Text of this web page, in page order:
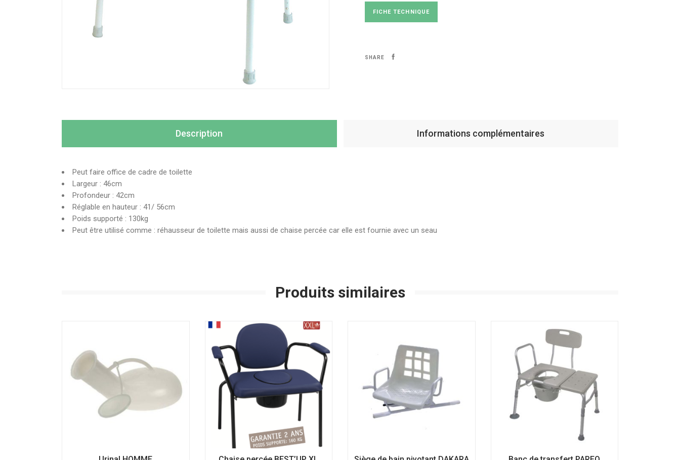
FICHE TECHNIQUE
SHARE
Description Informations complémentaires
Peut faire office de cadre de toilette
Largeur : 46cm
Profondeur : 42cm
Réglable en hauteur : 41/ 56cm
Poids supporté : 130kg
Peut être utilisé comme : réhausseur de toilette mais aussi de chaise percée car elle est fournie avec un seau
Produits similaires